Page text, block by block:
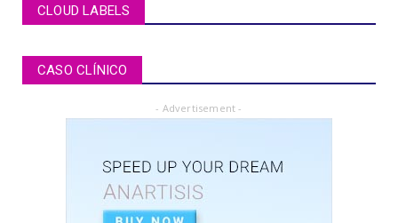
BRUXISMO de sueño en niños y adolescentes
ARTICLE PDF
July 02, 2020
APEXIFICACIÓN
CLOUD LABELS
CASO CLÍNICO
- Advertisement -